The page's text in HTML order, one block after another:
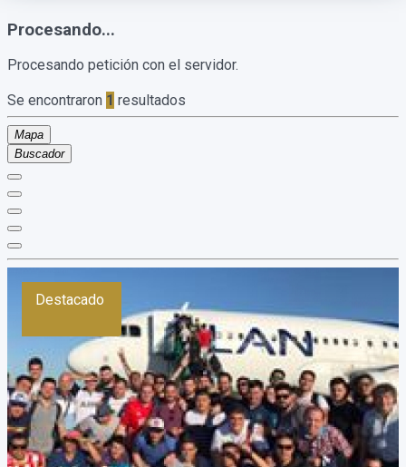
Procesando...
Procesando petición con el servidor.
Se encontraron 1 resultados
Mapa
Buscador
Destacado